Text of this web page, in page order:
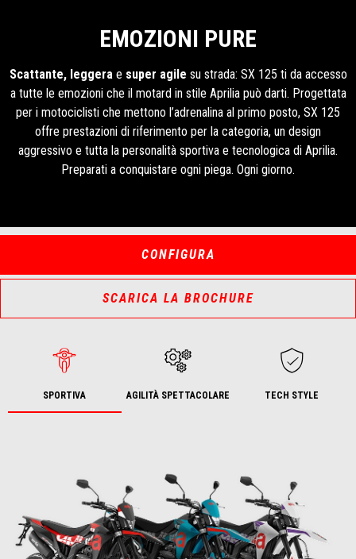
EMOZIONI PURE
Scattante, leggera e super agile su strada: SX 125 ti da accesso
a tutte le emozioni che il motard in stile Aprilia può darti. Progettata
per i motociclisti che mettono l’adrenalina al primo posto, SX 125
offre prestazioni di riferimento per la categoria, un design
aggressivo e tutta la personalità sportiva e tecnologica di Aprilia.
Preparati a conquistare ogni piega. Ogni giorno.
CONFIGURA
SCARICA LA BROCHURE
SPORTIVA AGILITÀ SPETTACOLARE TECH STYLE